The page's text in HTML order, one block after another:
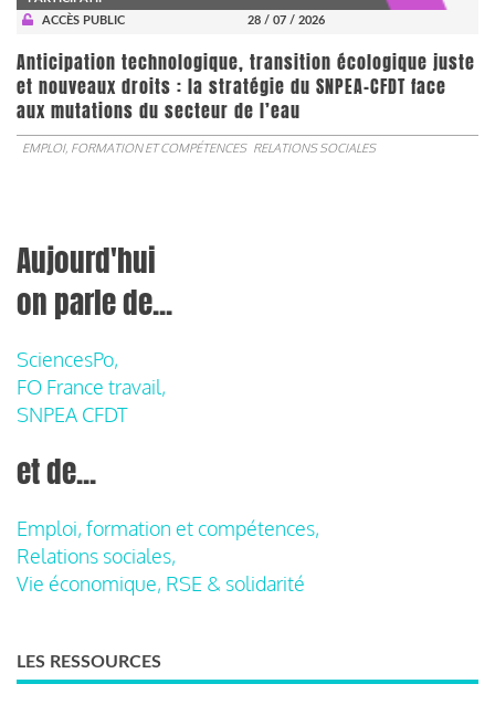
ACCÈS PUBLIC
28 / 07 / 2026
Anticipation technologique, transition écologique juste
et nouveaux droits : la stratégie du SNPEA-CFDT face
aux mutations du secteur de l’eau
EMPLOI, FORMATION ET COMPÉTENCES RELATIONS SOCIALES
Aujourd'hui
on parle de...
SciencesPo,
FO France travail,
SNPEA CFDT
et de...
Emploi, formation et compétences,
Relations sociales,
Vie économique, RSE & solidarité
LES RESSOURCES